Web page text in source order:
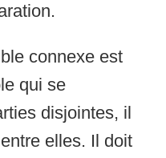
connexe est
qui se
disjointes, il
elles. Il doit